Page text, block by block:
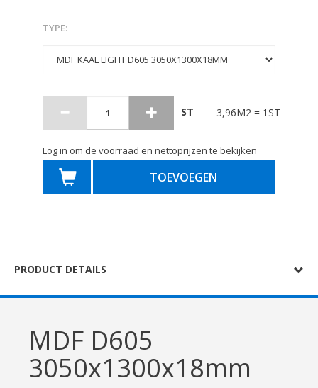
TYPE:
ST 3,96M2 = 1ST
Log in om de voorraad en nettoprijzen te bekijken
TOEVOEGEN
PRODUCT DETAILS
MDF D605
3050x1300x18mm